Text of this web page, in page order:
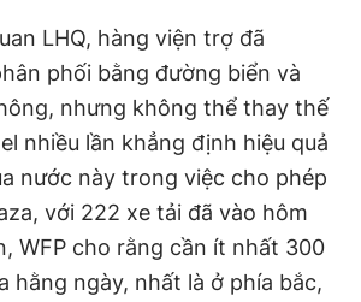
LHQ, hàng viện trợ đã
phối bằng đường biển và
nhưng không thể thay thế
nhiều lần khẳng định hiệu quả
nước này trong việc cho phép
với 222 xe tải đã vào hôm
WFP cho rằng cần ít nhất 300
hằng ngày, nhất là ở phía bắc,